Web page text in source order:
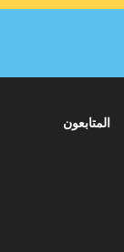
المتابعون